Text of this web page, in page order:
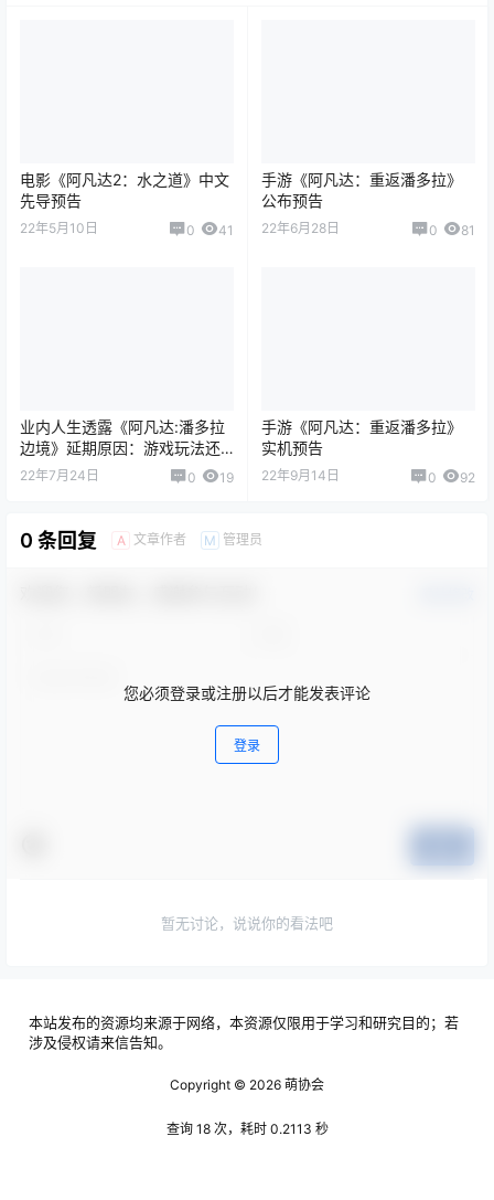
电影《阿凡达2：水之道》中文
先导预告
22年5月10日 0 41
手游《阿凡达：重返潘多拉》
公布预告
22年6月28日 0 81
业内人生透露《阿凡达:潘多拉
边境》延期原因：游戏玩法还
有待打磨
22年7月24日 0 19
手游《阿凡达：重返潘多拉》
实机预告
22年9月14日 0 92
0 条回复 A 文章作者 M 管理员
您必须登录或注册以后才能发表评论
登录
暂无讨论，说说你的看法吧
本站发布的资源均来源于网络，本资源仅限用于学习和研究目的；若
涉及侵权请来信告知。
Copyright © 2026 萌协会
查询 18 次，耗时 0.2113 秒